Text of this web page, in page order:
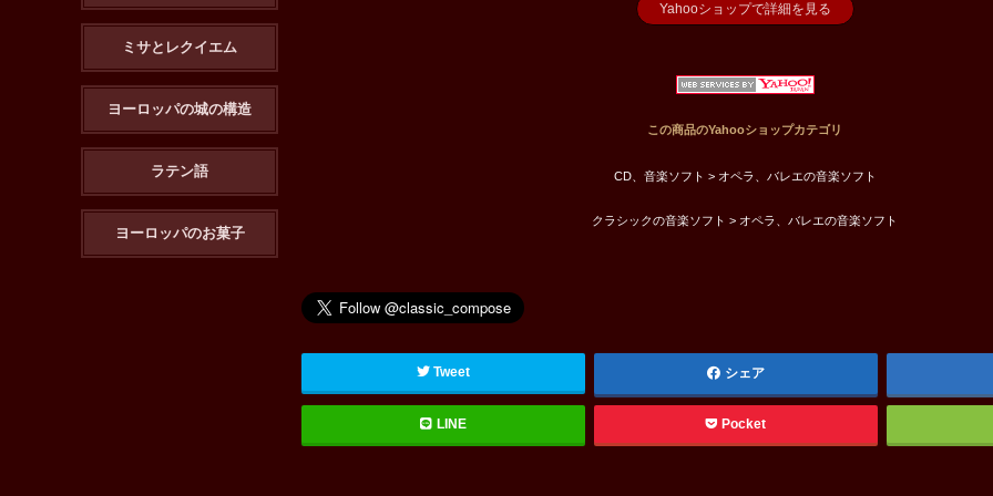
Yahooショップで詳細を見る
この商品のYahooショップカテゴリ
CD、音楽ソフト > オペラ、バレエの音楽ソフト
クラシックの音楽ソフト > オペラ、バレエの音楽ソフト
Tweet シェア
LINE Pocket
ミサとレクイエム
ヨーロッパの城の構造
ラテン語
ヨーロッパのお菓子